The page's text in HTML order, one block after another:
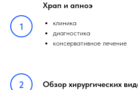
Храп и апноэ
клиника
диагностика
консервативное лечение
Обзор хирургических